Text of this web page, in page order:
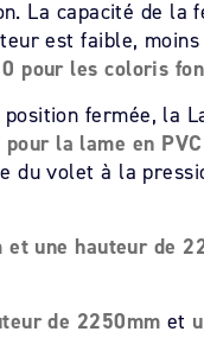
La capacité de la
est faible,
pour les coloris
fermée, la
la lame en
du volet à la
une hauteur de
de 2250mm et